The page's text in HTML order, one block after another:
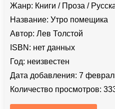
Жанр: Книги / Проза /
Название: Утро помещика
Автор: Лев Толстой
ISBN: нет данных
Год: неизвестен
Дата добавления: 7
Количество просмотров: